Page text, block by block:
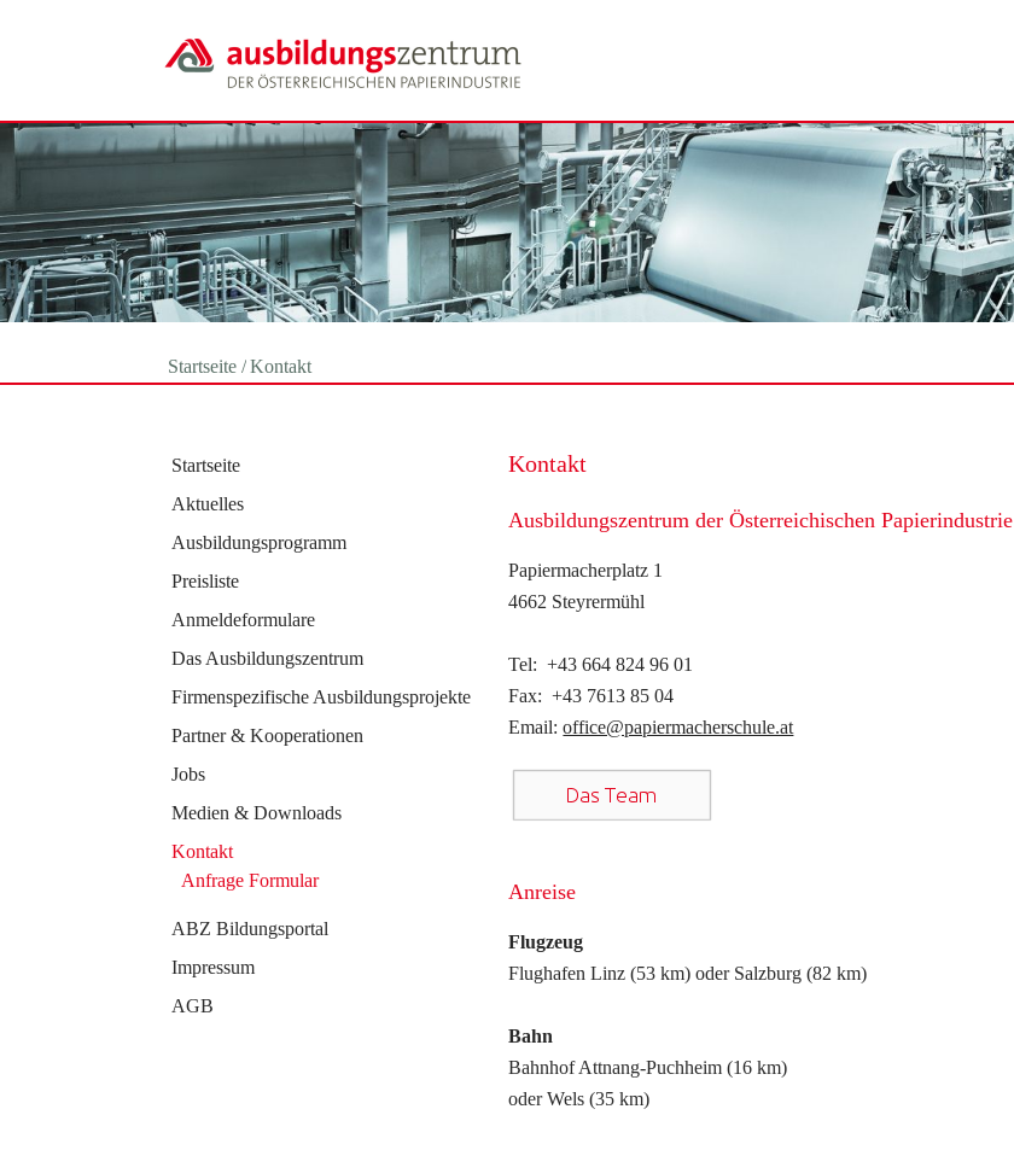
Startseite Kontakt
Startseite
Aktuelles
Ausbildungsprogramm
Preisliste
Anmeldeformulare
Das Ausbildungszentrum
Firmenspezifische Ausbildungsprojekte
Partner & Kooperationen
Jobs
Medien & Downloads
Kontakt
Anfrage Formular
ABZ Bildungsportal
Impressum
AGB
Kontakt
Ausbildungszentrum der Österreichischen Papierindustrie
Papiermacherplatz 1
4662 Steyrermühl
Tel: +43 664 824 96 01
Fax: +43 7613 85 04
Email:office@papiermacherschule.at
Anreise
Flugzeug
Flughafen Linz (53 km) oder Salzburg (82 km)
Bahn
Bahnhof Attnang-Puchheim (16 km)
oder Wels (35 km)